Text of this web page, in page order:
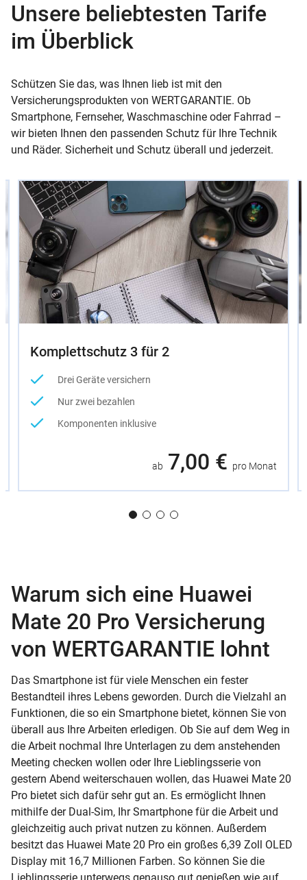
Unsere beliebtesten Tarife
im Überblick
Schützen Sie das, was Ihnen lieb ist mit den
Versicherungsprodukten von WERTGARANTIE. Ob
Smartphone, Fernseher, Waschmaschine oder Fahrrad –
wir bieten Ihnen den passenden Schutz für Ihre Technik
und Räder. Sicherheit und Schutz überall und jederzeit.
Slider
Instructions
Komplettschutz 3 für 2
Drei Geräte versichern
Nur zwei bezahlen
Komponenten inklusive
ab 7,00 € pro Monat
Warum sich eine Huawei
Mate 20 Pro Versicherung
von WERTGARANTIE lohnt
Das Smartphone ist für viele Menschen ein fester
Bestandteil ihres Lebens geworden. Durch die Vielzahl an
Funktionen, die so ein Smartphone bietet, können Sie von
überall aus Ihre Arbeiten erledigen. Ob Sie auf dem Weg in
die Arbeit nochmal Ihre Unterlagen zu dem anstehenden
Meeting checken wollen oder Ihre Lieblingsserie von
gestern Abend weiterschauen wollen, das Huawei Mate 20
Pro bietet sich dafür sehr gut an. Es ermöglicht Ihnen
mithilfe der Dual-Sim, Ihr Smartphone für die Arbeit und
gleichzeitig auch privat nutzen zu können. Außerdem
besitzt das Huawei Mate 20 Pro ein großes 6,39 Zoll OLED
Display mit 16,7 Millionen Farben. So können Sie die